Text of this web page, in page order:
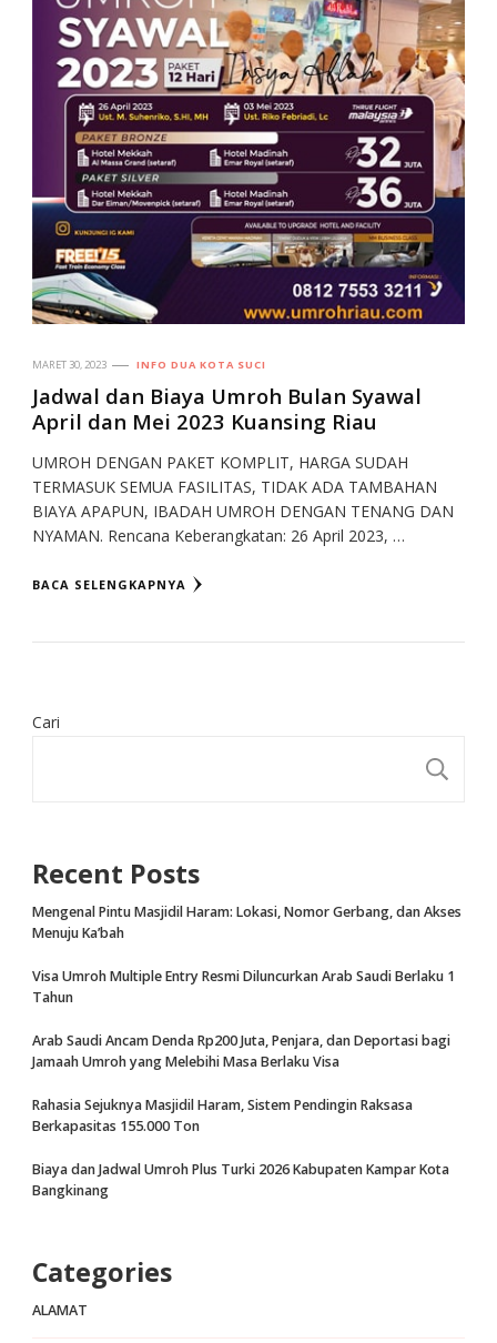
MARET 30, 2023 INFO DUA KOTA SUCI
Jadwal dan Biaya Umroh Bulan Syawal
April dan Mei 2023 Kuansing Riau
UMROH DENGAN PAKET KOMPLIT, HARGA SUDAH
TERMASUK SEMUA FASILITAS, TIDAK ADA TAMBAHAN
BIAYA APAPUN, IBADAH UMROH DENGAN TENANG DAN
NYAMAN. Rencana Keberangkatan: 26 April 2023, …
BACA SELENGKAPNYA
Cari
Recent Posts
Mengenal Pintu Masjidil Haram: Lokasi, Nomor Gerbang, dan Akses
Menuju Ka’bah
Visa Umroh Multiple Entry Resmi Diluncurkan Arab Saudi Berlaku 1
Tahun
Arab Saudi Ancam Denda Rp200 Juta, Penjara, dan Deportasi bagi
Jamaah Umroh yang Melebihi Masa Berlaku Visa
Rahasia Sejuknya Masjidil Haram, Sistem Pendingin Raksasa
Berkapasitas 155.000 Ton
Biaya dan Jadwal Umroh Plus Turki 2026 Kabupaten Kampar Kota
Bangkinang
Categories
ALAMAT